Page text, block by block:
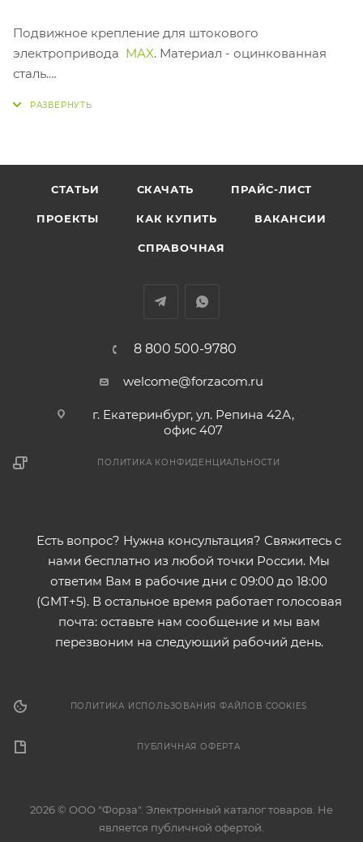
Подвижное крепление для штокового
электропривода MAX. Материал - оцинкованная
сталь.
СТАТЬИ СКАЧАТЬ ПРАЙС-ЛИСТ
ПРОЕКТЫ КАК КУПИТЬ ВАКАНСИИ
СПРАВОЧНАЯ
8 800 500-9780
welcome@forzacom.ru
г. Екатеринбург, ул. Репина 42А,
офис 407
ПОЛИТИКА КОНФИДЕНЦИАЛЬНОСТИ
Есть вопрос? Нужна консультация? Свяжитесь с
нами бесплатно из любой точки России. Мы
ответим Вам в рабочие дни с 09:00 до 18:00
(GMT+5). В остальное время работает голосовая
почта: оставьте нам сообщение и мы вам
перезвоним на следующий рабочий день.
ПОЛИТИКА ИСПОЛЬЗОВАНИЯ ФАЙЛОВ COOKIES
ПУБЛИЧНАЯ ОФЕРТА
2026 © ООО "Форза". Электронный каталог товаров. Не
является публичной офертой.